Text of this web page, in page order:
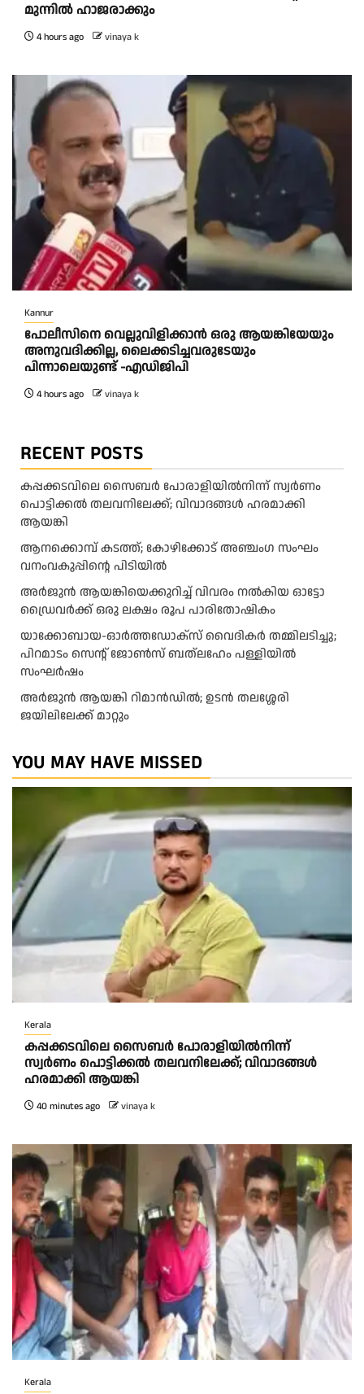
മുന്നില്‍ ഹാജരാക്കും
4 hours ago vinaya k
Kannur
പോലീസിനെ വെല്ലുവിളിക്കാൻ ഒരു ആയങ്കിയേയും
അനുവദിക്കില്ല, ലൈക്കടിച്ചവരുടേയും
പിന്നാലെയുണ്ട് -എഡിജിപി
4 hours ago vinaya k
RECENT POSTS
കപ്പക്കടവിലെ സൈബർ പോരാളിയിൽനിന്ന് സ്വർണം
പൊട്ടിക്കൽ തലവനിലേക്ക്; വിവാദങ്ങൾ ഹരമാക്കി
ആയങ്കി
ആനക്കൊമ്പ് കടത്ത്; കോഴിക്കോട് അഞ്ചംഗ സംഘം
വനംവകുപ്പിന്റെ പിടിയിൽ
അ​ർ​ജു​ൻ ആ​യ​ങ്കി​യെ​ക്കു​റി​ച്ച് വി​വ​രം ന​ൽ​കി​യ ഓ​ട്ടോ
ഡ്രൈ​വ​ർ​ക്ക് ഒ​രു ല​ക്ഷം രൂ​പ പാ​രി​തോ​ഷി​കം
യാക്കോബായ-ഓർത്തഡോക്സ് വൈദികർ തമ്മിലടിച്ചു;
പിറമാടം സെന്റ്‌ ജോൺസ് ബത്ലഹേം പള്ളിയിൽ
സംഘർഷം
അര്‍ജുന്‍ ആയങ്കി റിമാന്‍ഡില്‍; ഉടന്‍ തലശ്ശേരി
ജയിലിലേക്ക് മാറ്റും
YOU MAY HAVE MISSED
Kerala
കപ്പക്കടവിലെ സൈബർ പോരാളിയിൽനിന്ന്
സ്വർണം പൊട്ടിക്കൽ തലവനിലേക്ക്; വിവാദങ്ങൾ
ഹരമാക്കി ആയങ്കി
40 minutes ago vinaya k
Kerala